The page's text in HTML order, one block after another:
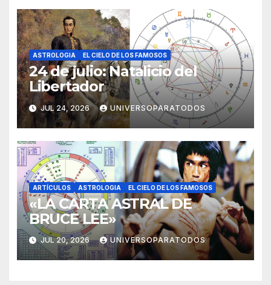
ASTROLOGIA EL CIELO DE LOS FAMOSOS
24 de julio: Natalicio del
Libertador
JUL 24, 2026 UNIVERSOPARATODOS
ARTÍCULOS ASTROLOGIA EL CIELO DE LOS FAMOSOS
«LA CARTA ASTRAL DE
BRUCE LEE»
JUL 20, 2026 UNIVERSOPARATODOS